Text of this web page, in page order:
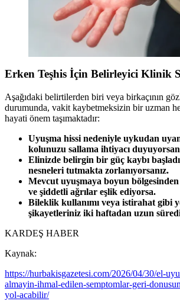
Erken Teşhis İçin Belirleyici Klinik
Aşağıdaki belirtilerden biri veya birkaçının
durumunda, vakit kaybetmeksizin bir uzman
hayati önem taşımaktadır:
Uyuşma hissi nedeniyle uykudan
kolunuzu sallama ihtiyacı
Elinizde belirgin bir güç kaybı
nesneleri tutmakta zorlanıyorsanız.
Mevcut uyuşmaya boyun
ve şiddetli ağrılar eşlik ediyorsa.
Bileklik kullanımı veya istirahat gibi
şikayetleriniz iki haftadan uzun
KARDEŞ HABER
Kaynak:
https://hurbakisgazetesi.com/2026/04/30/el-
almayin-ihmal-edilen-semptomlar-geri-
yol-acabilir/